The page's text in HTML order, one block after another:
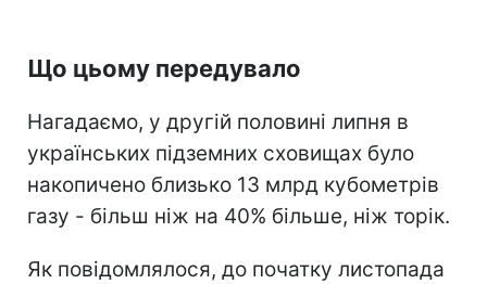
Що цьому передувало
Нагадаємо, у другій половині липня в
українських підземних сховищах було
накопичено близько 13 млрд кубометрів
газу - більш ніж на 40% більше, ніж торік.
Як повідомлялося, до початку листопада